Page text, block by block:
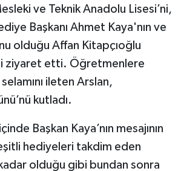
BAŞLADI
ve Teknik Anadolu Lisesi’ni,
Başkanı Ahmet Kaya'nın ve
olduğu Affan Kitapçıoğlu
ziyaret etti. Öğretmenlere
selamını ileten Arslan,
kutladı.
Başkan Kaya’nın mesajının
hediyeleri takdim eden
olduğu gibi bundan sonra